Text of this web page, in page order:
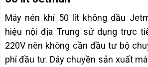
Máy nén khí 50 lít không dầu
hiệu nội địa Trung sử dụng trực
220V nên không cần đầu tư bộ
phí đầu tư. Dây chuyền sản xuất